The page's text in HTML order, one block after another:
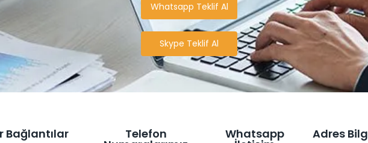
Whatsapp Teklif Al
Skype Teklif Al
Bağlantılar Telefon Whatsapp Adres